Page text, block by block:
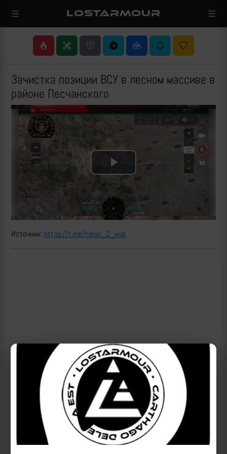
LOSTARMOUR
Зачистка позиции ВСУ в лесном массиве в
районе Песчанского
Play
Video
Источник: https://t.me/taran_Z_war